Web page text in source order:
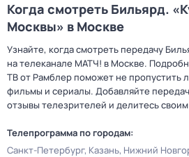
Когда смотреть Бильярд.
Москвы» в Москве
Узнайте, когда смотреть передачу
на телеканале МАТЧ! в Москве.
ТВ от Рамблер поможет не пропустить
фильмы и сериалы. Добавляйте
отзывы телезрителей и делитесь
Телепрограмма по городам:
Санкт-Петербург Казань Нижний